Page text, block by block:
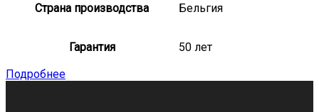
Страна производства Бельгия
Гарантия
50 лет
Подробнее